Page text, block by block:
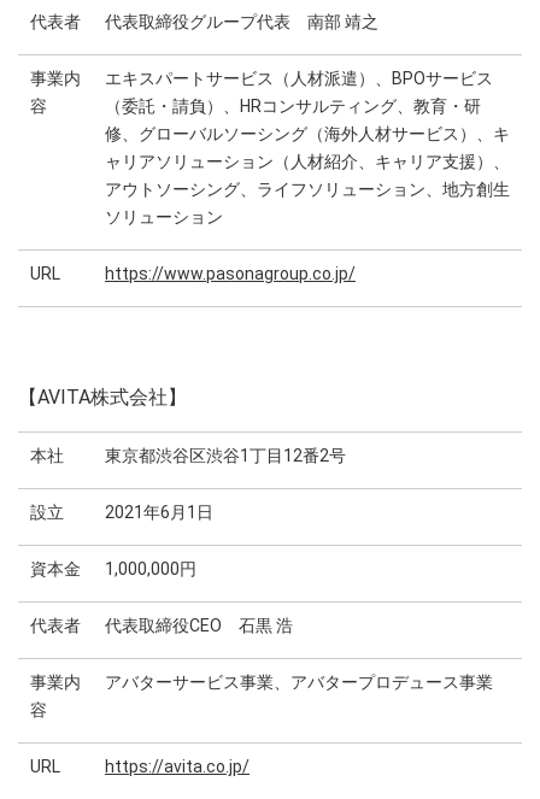
代表者 代表取締役グループ代表 南部 靖之
事業内
容
エキスパートサービス（人材派遣）、BPOサービス
（委託・請負）、HRコンサルティング、教育・研
修、グローバルソーシング（海外人材サービス）、キ
ャリアソリューション（人材紹介、キャリア支援）、
アウトソーシング、ライフソリューション、地方創生
ソリューション
URL https://www.pasonagroup.co.jp/
【AVITA株式会社】
本社 東京都渋谷区渋谷1丁目12番2号
設立 2021年6月1日
資本金 1,000,000円
代表者 代表取締役CEO 石黒 浩
事業内
容
アバターサービス事業、アバタープロデュース事業
URL https://avita.co.jp/